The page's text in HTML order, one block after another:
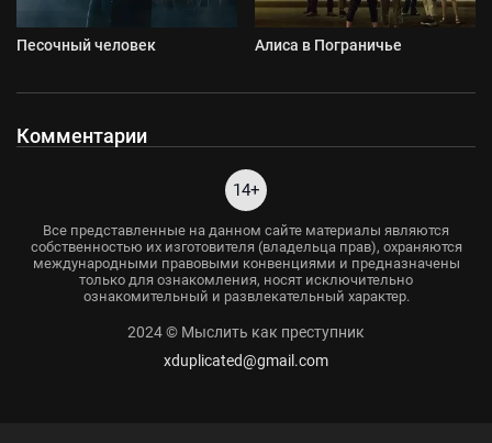
Песочный человек Алиса в Пограничье
Комментарии
14+
Все представленные на данном сайте материалы являются
собственностью их изготовителя (владельца прав), охраняются
международными правовыми конвенциями и предназначены
только для ознакомления, носят исключительно
ознакомительный и развлекательный характер.
2024 © Мыслить как преступник
xduplicated@gmail.com